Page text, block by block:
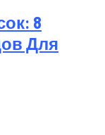
8
Для